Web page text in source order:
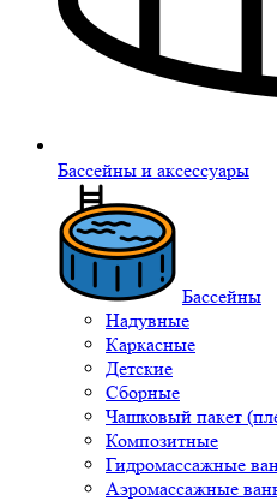
Бассейны и аксессуары
Бассейны
Надувные
Каркасные
Детские
Сборные
Чашковый пакет
Композитные
Гидромассажные
Аэромассажные